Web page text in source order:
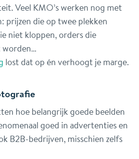
Veel KMO’s werken nog met
prijzen die op twee plekken
niet kloppen, orders die
lost dat op én verhoogt je marge.
hoe belangrijk goede beelden
goed in advertenties en
B2B-bedrijven, misschien zelfs